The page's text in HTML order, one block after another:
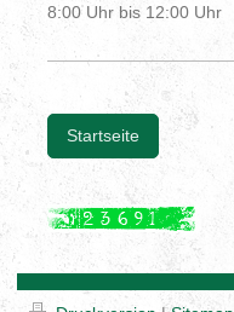
8:00 Uhr bis 12:00 Uhr
Startseite